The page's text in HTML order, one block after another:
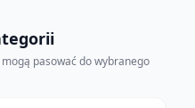
pasować do wybranego